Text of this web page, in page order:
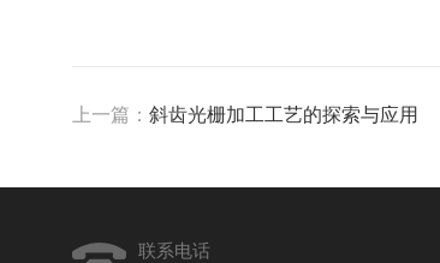
上一篇： 斜齿光栅加工工艺的探索与应用
联系电话